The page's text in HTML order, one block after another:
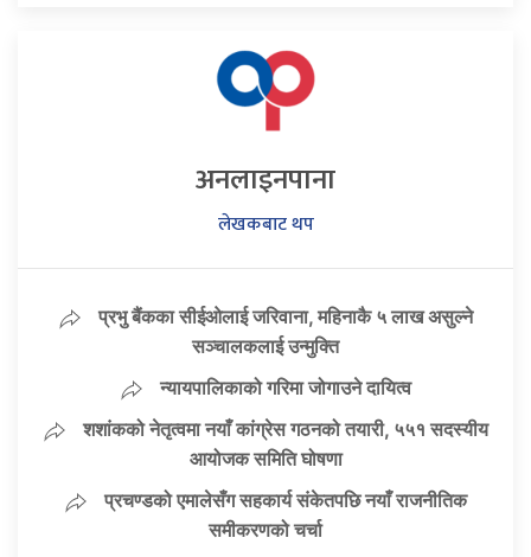
अनलाइनपाना
लेखकबाट थप
प्रभु बैंकका सीईओलाई जरिवाना, महिनाकै ५ लाख असुल्ने
सञ्चालकलाई उन्मुक्ति
न्यायपालिकाको गरिमा जोगाउने दायित्व
शशांकको नेतृत्वमा नयाँ कांग्रेस गठनको तयारी, ५५१ सदस्यीय
आयोजक समिति घोषणा
प्रचण्डको एमालेसँग सहकार्य संकेतपछि नयाँ राजनीतिक
समीकरणको चर्चा